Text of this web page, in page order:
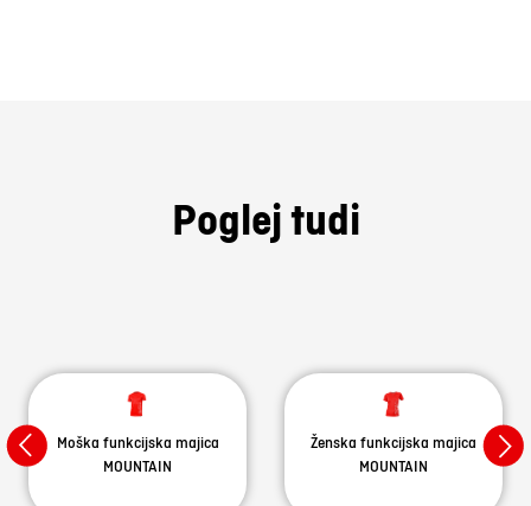
Poglej tudi
Moška funkcijska majica
MOUNTAIN
Ženska funkcijska majica
MOUNTAIN